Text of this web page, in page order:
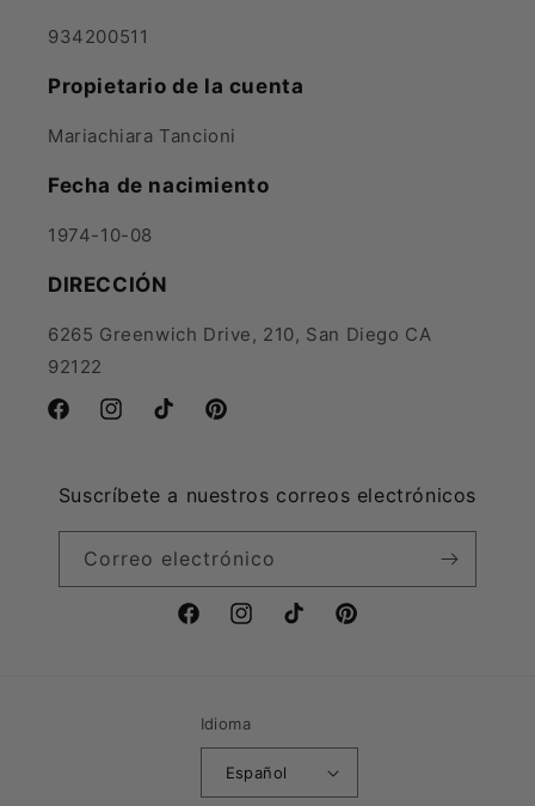
934200511
Propietario de la cuenta
Mariachiara Tancioni
Fecha de nacimiento
1974-10-08
DIRECCIÓN
6265 Greenwich Drive, 210, San Diego CA
92122
FacebookInstagramTikTok Pinterest
Suscríbete a nuestros correos electrónicos
Correo electrónico
FacebookInstagramTikTok Pinterest
Idioma
Español